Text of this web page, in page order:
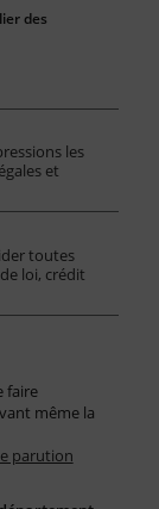
des
les
et
toutes
loi, crédit
faire
même la
parution